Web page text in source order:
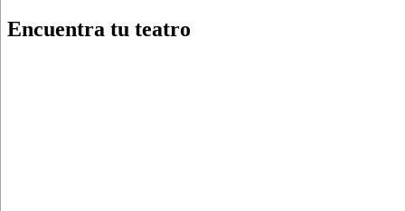
Encuentra tu teatro